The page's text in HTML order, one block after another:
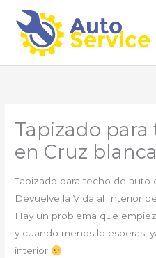
contenido
Tapizado
en Cruz blanca
Tapizado para techo de auto
Devuelve la Vida al Interior
Hay un problema que
y cuando menos lo esperas,
interior